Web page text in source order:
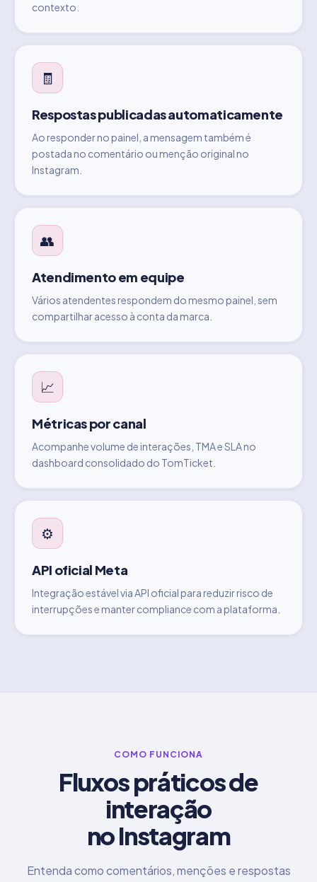
contexto.
🧾
Respostas publicadas automaticamente
Ao responder no painel, a mensagem também é
postada no comentário ou menção original no
Instagram.
👥
Atendimento em equipe
Vários atendentes respondem do mesmo painel, sem
compartilhar acesso à conta da marca.
📈
Métricas por canal
Acompanhe volume de interações, TMA e SLA no
dashboard consolidado do TomTicket.
⚙️
API oficial Meta
Integração estável via API oficial para reduzir risco de
interrupções e manter compliance com a plataforma.
COMO FUNCIONA
Fluxos práticos de
interação
no Instagram
Entenda como comentários, menções e respostas